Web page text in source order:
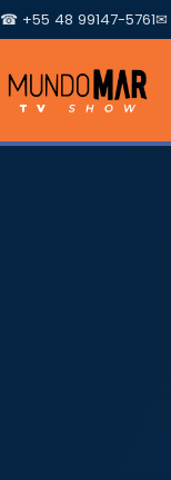
☎ +55 48 99147-5761✉